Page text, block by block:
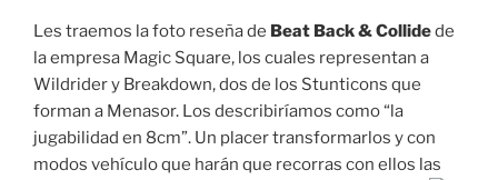
Les traemos la foto reseña de Beat Back & Collidede
la empresa Magic Square, los cuales representan a
Wildrider y Breakdown, dos de los Stunticons que
forman a Menasor. Los describiríamos como “la
jugabilidad en 8cm”. Un placer transformarlos y con
modos vehículo que harán que recorras con ellos las